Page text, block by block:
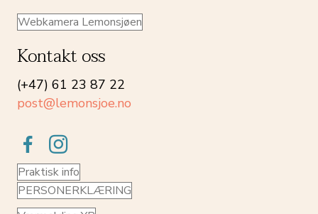
Webkamera Lemonsjøen
Kontakt oss
(+47) 61 23 87 22
post@lemonsjoe.no
Praktisk info
PERSONERKLÆRING